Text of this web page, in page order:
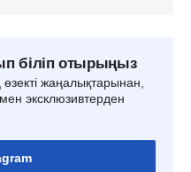
біліп отырыңыз
жаңалықтарынан,
эксклюзивтерден